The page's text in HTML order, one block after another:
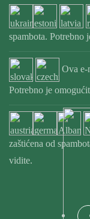
spambota. Potrebno
Ova e-
Potrebno je
zaštićena od
vidite.